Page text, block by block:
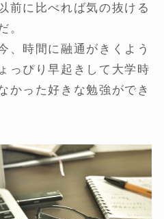
前に比べれば気の抜ける
。
、時間に融通がきくよう
っぴり早起きして大学時
かった好きな勉強ができ